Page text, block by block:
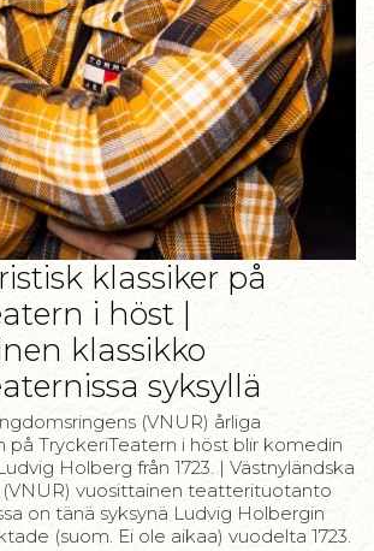
klassiker på
i höst |
klassikko
syksyllä
(VNUR) årliga
TryckeriTeatern i höst blir komedin
Holberg från 1723. | Västnyländska
vuosittainen teatterituotanto
on tänä syksynä Ludvig Holbergin
(suom. Ei ole aikaa) vuodelta 1723.